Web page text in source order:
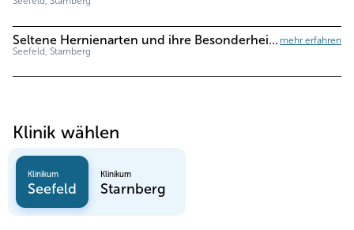
Seltene Hernienarten und ihre Besonderheiten
Seefeld, Starnberg
mehr erfahren
Klinik wählen
Klinikum
Seefeld
Klinikum
Starnberg